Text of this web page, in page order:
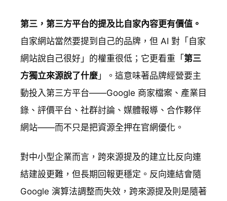
第三，第三方平台的提及比自家內容更有價值。
自家網站當然要提到自己的品牌，但 AI 對「自家
網站說自己很好」的權重很低；它更看重「 第三
方獨立來源說了什麼 」。這意味著品牌經營要主
動投入第三方平台——Google 商家檔案、產業目
錄、評價平台、社群討論、媒體報導、合作夥伴
網站——而不只是把資源全押在官網優化。
對中小型企業而言，跨來源提及的建立比反向連
結建設更難，但長期回報更穩定。反向連結會隨
Google 演算法調整而失效，跨來源提及則是隨著